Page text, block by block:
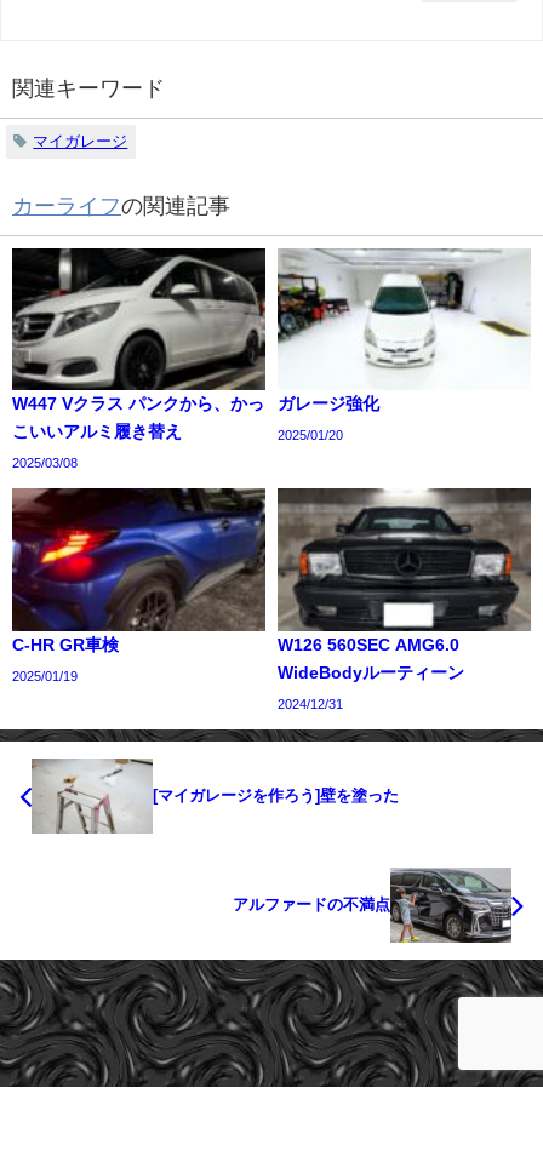
関連キーワード
マイガレージ
カーライフの関連記事
W447 Vクラス パンクから、かっ
こいいアルミ履き替え
2025/03/08
ガレージ強化
2025/01/20
C-HR GR車検
2025/01/19
W126 560SEC AMG6.0
WideBodyルーティーン
2024/12/31
[マイガレージを作ろう]壁を塗った
アルファードの不満点